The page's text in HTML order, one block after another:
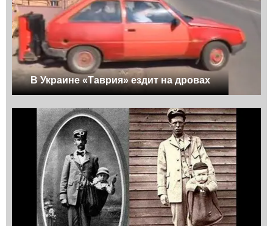
В Украине «Таврия» ездит на дровах